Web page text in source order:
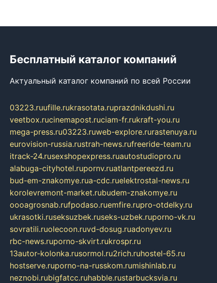
Бесплатный каталог компаний
Актуальный каталог компаний по всей России
03223.ruufille.rukrasotata.ruprazdnikdushi.ru
veetbox.rucinemapost.ruciam-fr.rukraft-you.ru
mega-press.ru03223.ruweb-explore.rurastenuya.ru
eurovision-russia.rustrah-news.rufreeride-team.ru
itrack-24.rusexshopexpress.ruautostudiopro.ru
alabuga-cityhotel.rupornv.ruatlantpereezd.ru
bud-em-znakomye.rua-cdc.ruelektrostal-news.ru
korolevremont-market.rubudem-znakomye.ru
oooagrosnab.rufpodaso.ruemfire.rupro-otdelky.ru
ukrasotki.ruseksuzbek.ruseks-uzbek.ruporno-vk.ru
sovratili.ruolecoon.ruvd-dosug.ruadonyev.ru
rbc-news.ruporno-skvirt.rukrospr.ru
13autor-kolonka.rusormol.ru2rich.ruhostel-65.ru
hostserve.ruporno-na-russkom.rumishinlab.ru
neznobi.rubigfatcc.ruhabble.rustarbucksvia.ru